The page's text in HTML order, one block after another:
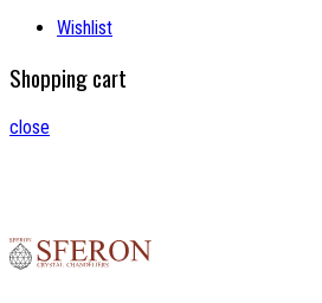
Wishlist
Shopping cart
close